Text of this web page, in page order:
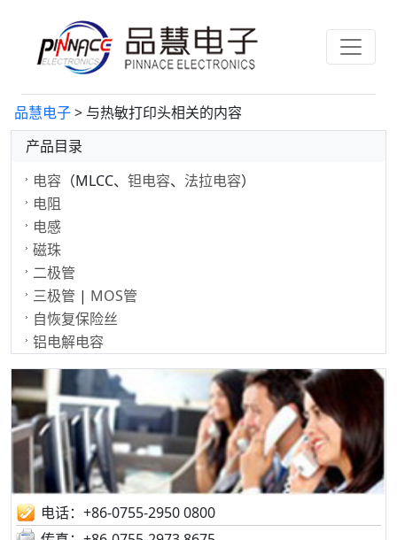
品慧电子> 与热敏打印头相关的内容
产品目录
电容 （MLCC、 钽电容、 法拉电容）
电阻
电感
磁珠
二极管
三极管 | MOS管
自恢复保险丝
铝电解电容
电话：+86-0755-2950 0800